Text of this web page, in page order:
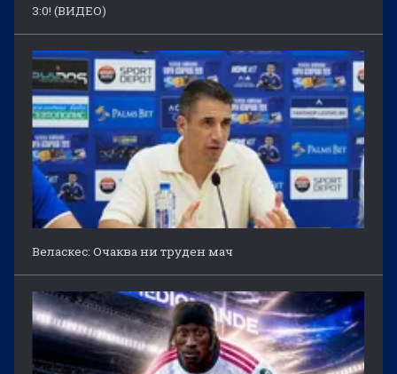
3:0! (ВИДЕО)
Веласкес: Очаква ни труден мач